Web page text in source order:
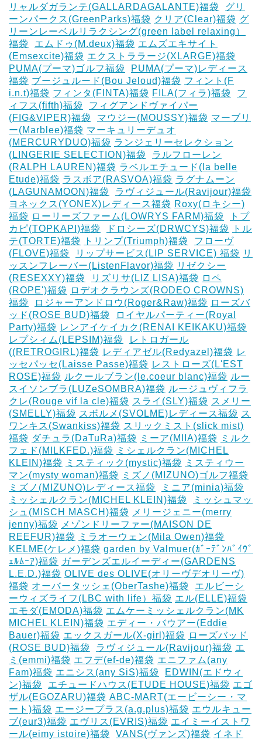
リャルダガランテ(GALLARDAGALANTE)福袋
グリ
ーンパークス(GreenParks)福袋 クリア(Clear)福袋 グ
リーンレーベルリラクシング(green label relaxing）
福袋
エムドゥ(M.deux)福袋 エムズエキサイト
(Emsexcite)福袋 エクストララージ(XLARGE)福袋
PUMA(プーマ)ゴルフ福袋
PUMA(プーマ)レディース
福袋 ブージュルード(Bou Jeloud)福袋 フィント(F
i.n.t)福袋 フィンタ(FINTA)福袋 ‎FILA(フィラ)福袋
フ
ィフス(fifth)福袋
フィグアンドヴァイパー
(FIG&VIPER)福袋
マウジー(MOUSSY)福袋 マーブリ
ー(Marblee)福袋 マーキュリーデュオ
(MERCURYDUO)福袋 ランジェリーセレクション
(LINGERIE SELECTION)福袋
ラルフローレン
(RALPH LAUREN)福袋 ラベルエチュード(la belle
Etude)福袋 ラスボア(RASVOA)福袋 ラグナムーン
(LAGUNAMOON)福袋
ラヴィジュール(Ravijour)福袋
ヨネックス(YONEX)レディース福袋 Roxy(ロキシー)
福袋 ローリーズファーム(LOWRYS FARM)福袋
トプ
カピ(TOPKAPI)福袋
ドロシーズ(DRWCYS)福袋
トル
テ(TORTE)福袋
トリンプ(Triumph)福袋
フローヴ
(FLOVE)福袋
リップサービス(LIP SERVICE) 福袋 リ
ッスンフレーバー(ListenFlavor)福袋 リゼクシー
(RESEXXY)福袋
リズリサ(LIZ LISA)福袋 ロペ
(ROPE')福袋 ロデオクラウンズ(RODEO CROWNS)
福袋
ロジャーアンドロウ(Roger&Raw)福袋 ローズバ
ッド(ROSE BUD)福袋
ロイヤルパーティー(Royal
Party)福袋 レンアイケイカク(RENAI KEIKAKU)福袋
レプシィム(LEPSIM)福袋
レトロガール
((RETROGIRL)福袋 レディアゼル(Redyazel)福袋 レ
ッセパッセ(Laisse Passe)福袋 レストローズ(L'EST
ROSE)福袋 ルクールブラン(le.coeur blanc)福袋 ルー
スイソンブラ(LUZeSOMBRA)福袋 ルージュヴィフラ
クレ(Rouge vif la cle)福袋 スライ(SLY)福袋 スメリー
(SMELLY)福袋 スボルメ(SVOLME)レディース福袋 ス
ワンキス(Swankiss)福袋 スリックミスト(slick mist)
福袋 ダチュラ(DaTuRa)福袋 ‎ミーア(MIIA)福袋
ミルク
フェド(MILKFED.)福袋
ミシェルクラン(MICHEL
KLEIN)福袋
ミスティック(mystic)福袋
ミスティウー
マン(mysty woman)福袋
ミズノ(MIZUNO)ゴルフ福袋
ミズノ(MIZUNO)レディース福袋
ミニア(minia)福袋
ミッシェルクラン(MICHEL KLEIN)福袋
ミッシュマッ
シュ(MISCH MASCH)福袋
メリージェニー(merry
jenny)福袋
メゾンドリーファー(MAISON DE
REEFUR)福袋
ミラオーウェン(Mila Owen)福袋
KELME(ケレメ)福袋 ‎garden by Valmuer(ｶﾞｰﾃﾞﾝﾊﾞｲｳﾞ
ｪﾙﾑｰｱ)福袋 ガーデンズエルイーディー(GARDENS
L.E.D.)福袋 OLIVE des OLIVE(オリーヴデオリーヴ)
福袋 オーバータッシェ(OberTashe)福袋
エルビーシ
ーウィズライフ(LBC with life）福袋 エル(ELLE)福袋
エモダ(EMODA)福袋 エムケーミッシェルクラン(MK
MICHEL KLEIN)福袋 エディー・バウアー(Eddie
Bauer)福袋 エックスガール(X-girl)福袋 ローズバッド
(ROSE BUD)福袋
ラヴィジュール(Ravijour)福袋 エ
ミ(emmi)福袋 エフデ(ef-de)福袋 エニファム(any
Fam)福袋 エニシス(any SiS)福袋
EDWIN(エドウィ
ン)福袋
エチュードハウス(ETUDE HOUSE)福袋 エゴ
ザル(EGOZARU)福袋 ABC-MART(エービーシー・マ
ート)福袋 エージープラス(a.g.plus)福袋 エウルキュー
ブ(eur3)福袋 エヴリス(EVRIS)福袋 エイミーイストワ
ール(eimy istoire)福袋
VANS(ヴァンズ)福袋 イネド